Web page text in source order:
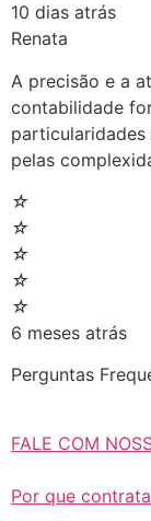
10 dias atrás
Renata
A precisão e a
contabilidade
pelas
☆
☆
☆
☆
☆
6 meses atrás
Perguntas
FALE COM
Por que